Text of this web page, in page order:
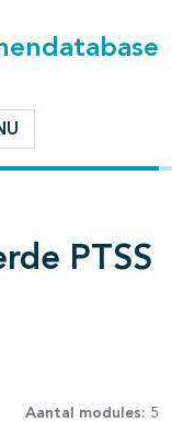
PTSS
Aantal modules: 5